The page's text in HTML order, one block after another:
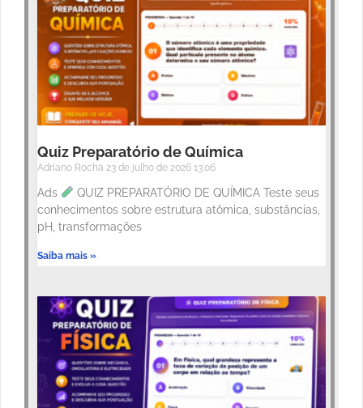
Quiz Preparatório de Química
Adriano Rocha 23 de julho de 2026 13:06
Ads
QUIZ PREPARATÓRIO DE QUÍMICA Teste seus
conhecimentos sobre estrutura atômica, substâncias,
pH, transformações
Saiba mais »